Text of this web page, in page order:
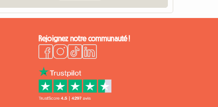
Rejoignez notre communauté !